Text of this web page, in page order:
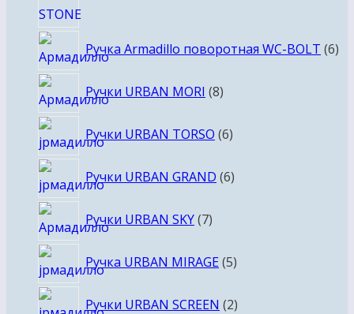
Ручка Armadillo поворотная WC-BOLT 66
Ручки URBAN MORI 88
Ручки URBAN TORSO 66
Ручки URBAN GRAND 66
Ручки URBAN SKY 77
Ручка URBAN MIRAGE 55
Ручки URBAN SCREEN 22